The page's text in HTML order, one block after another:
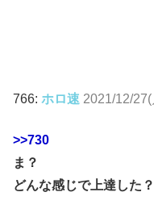
766: ホロ速 2021/12/
>>730
ま？
どんな感じで上達した？